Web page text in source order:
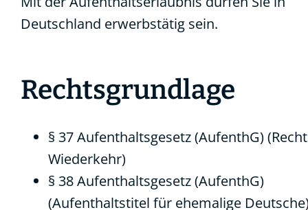
Deutschland erwerbstätig sein.
Rechtsgrundlage
§ 37 Aufenthaltsgesetz (AufenthG)
Wiederkehr)
§ 38 Aufenthaltsgesetz (AufenthG)
(Aufenthaltstitel für ehemalige